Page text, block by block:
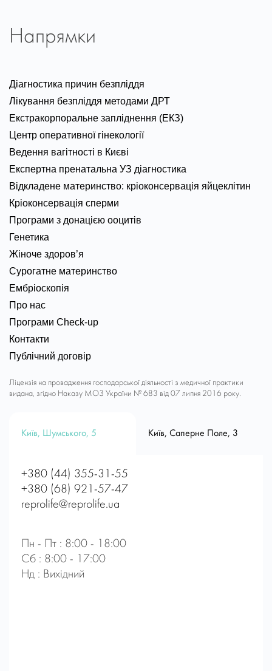
Напрямки
Діагностика причин безпліддя
Лікування безпліддя методами ДРТ
Екстракорпоральне запліднення (ЕКЗ)
Центр оперативної гінекології
Ведення вагітності в Києві
Експертна пренатальна УЗ діагностика
Відкладене материнство: кріоконсервація яйцеклітин
Кріоконсервація сперми
Програми з донацією ооцитів
Генетика
Жіноче здоров’я
Сурогатне материнство
Ембріоскопія
Про нас
Програми Check-up
Контакти
Публічний договір
Ліцензія на провадження господарської діяльності з медичної практики
видана, згідно Наказу МОЗ України № 683 від 07 липня 2016 року.
Київ, Шумського, 5 Київ, Саперне Поле, 3
+380 (44) 355-31-55
+380 (68) 921-57-47
reprolife@reprolife.ua
Пн - Пт : 8:00 - 18:00
Сб : 8:00 - 17:00
Нд : Вихідний